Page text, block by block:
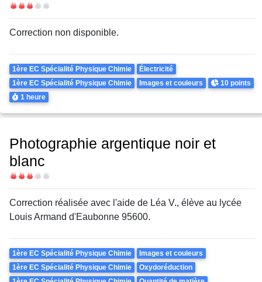
Difficulté
Correction non disponible.
Theme
1ère EC Spécialité Physique Chimie
Électricité
1ère EC Spécialité Physique Chimie
Images et couleurs Points
10 points
Durée
1 heure
Photographie argentique noir et
blanc
Difficulté
Correction réalisée avec l'aide de Léa V., élève au lycée
Louis Armand d'Eaubonne 95600.
Theme
1ère EC Spécialité Physique Chimie
Images et couleurs
1ère EC Spécialité Physique Chimie
Oxydoréduction